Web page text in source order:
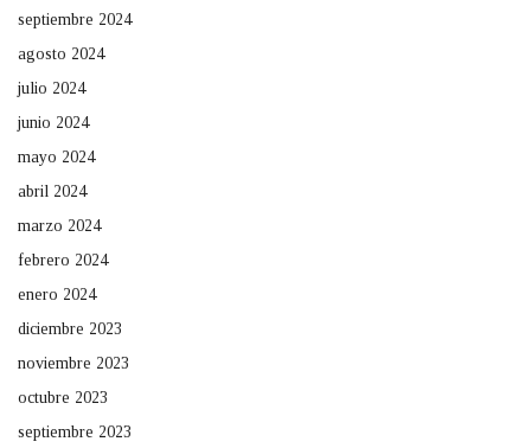
septiembre 2024
agosto 2024
julio 2024
junio 2024
mayo 2024
abril 2024
marzo 2024
febrero 2024
enero 2024
diciembre 2023
noviembre 2023
octubre 2023
septiembre 2023